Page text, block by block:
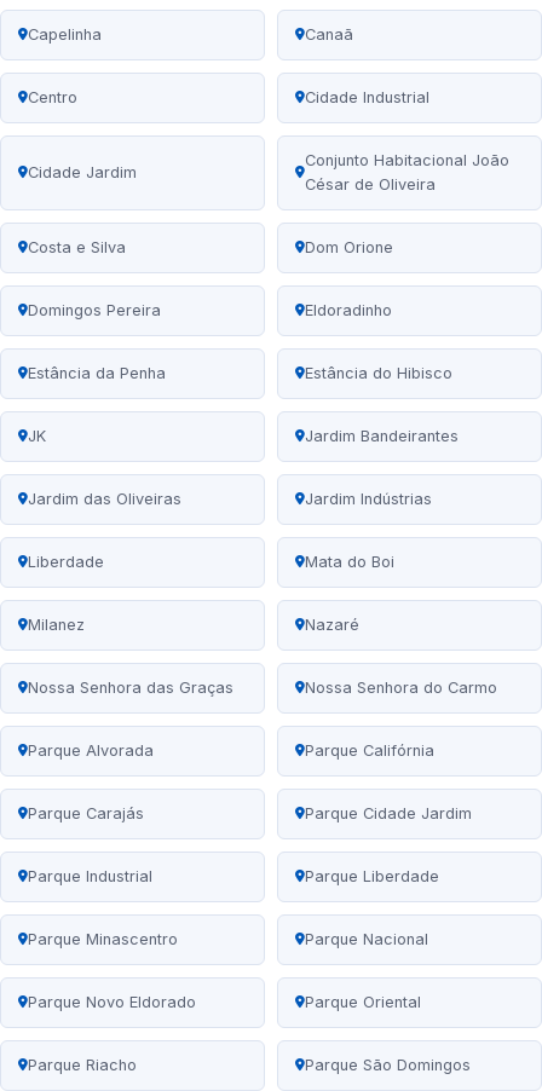
Capelinha Canaã
Centro Cidade Industrial
Cidade Jardim
Conjunto Habitacional João
César de Oliveira
Costa e Silva Dom Orione
Domingos Pereira Eldoradinho
Estância da Penha Estância do Hibisco
JK Jardim Bandeirantes
Jardim das Oliveiras Jardim Indústrias
Liberdade Mata do Boi
Milanez Nazaré
Nossa Senhora das Graças Nossa Senhora do Carmo
Parque Alvorada Parque Califórnia
Parque Carajás Parque Cidade Jardim
Parque Industrial Parque Liberdade
Parque Minascentro Parque Nacional
Parque Novo Eldorado Parque Oriental
Parque Riacho Parque São Domingos